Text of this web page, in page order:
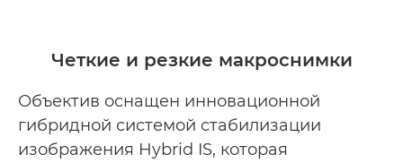
Четкие и резкие макроснимки
Объектив оснащен инновационной
гибридной системой стабилизации
изображения Hybrid IS, которая